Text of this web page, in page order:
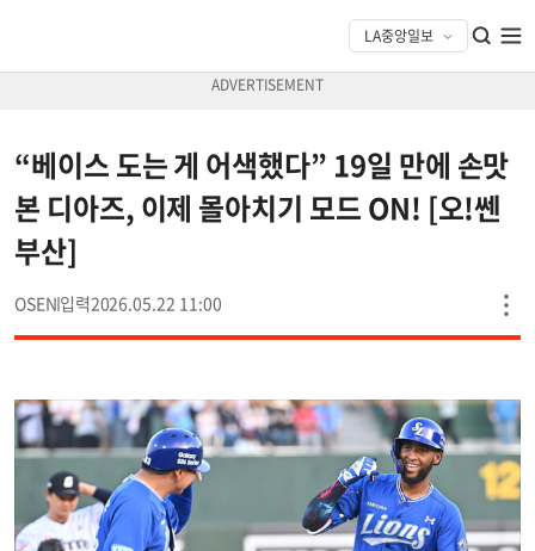
“베이스 도는 게 어색했다” 19일 만에 손맛
본 디아즈, 이제 몰아치기 모드 ON! [오!쎈
부산]
OSEN 2026.05.22 11:00